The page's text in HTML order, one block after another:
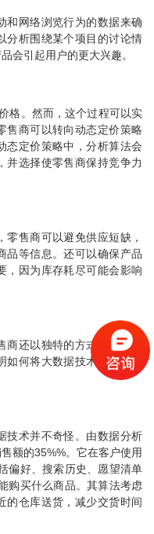
和网络浏览行为的数据来确
分析围绕某个项目的讨论情
会引起用户的更大兴趣。
格。然而，这个过程可以实
售商可以转向动态定价策略
态定价策略中，分析算法会
并选择使零售商保持竞争力
售商可以避免供应短缺，
品等信息。还可以确保产品
，因为库存耗尽可能会影响
还以独特的方式利用大数
何将大数据技术用于特定
技术并不奇怪。由数据分析
额的35%%。它在客户使用
偏好、搜索历史、愿望清单
购买什么商品。其算法考虑
的仓库送货，减少交货时间